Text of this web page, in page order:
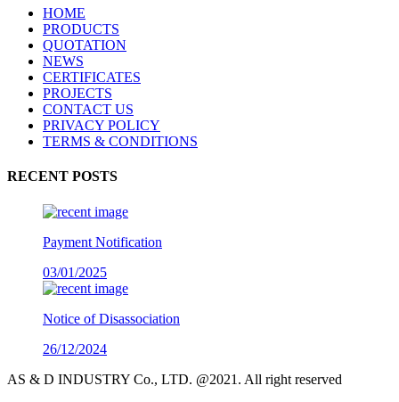
HOME
PRODUCTS
QUOTATION
NEWS
CERTIFICATES
PROJECTS
CONTACT US
PRIVACY POLICY
TERMS & CONDITIONS
RECENT POSTS
Payment Notification
03/01/2025
Notice of Disassociation
26/12/2024
AS & D INDUSTRY Co., LTD. @2021. All right reserved